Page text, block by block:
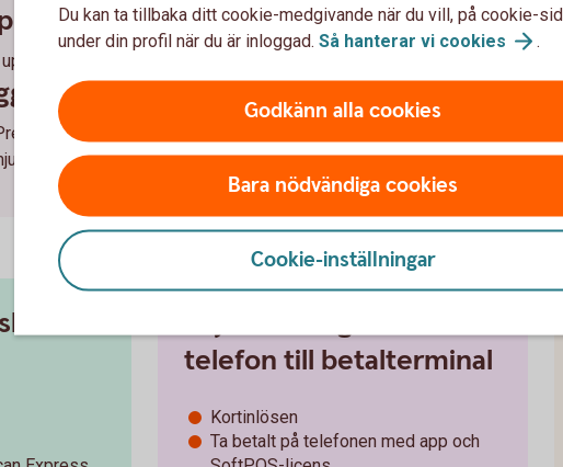
via 4G eller wifi.
i kortterminalen
kan du, beroende på din kassaleverantör, ha hela kassan i
på samma ställe.
telefon till betalterminal
Kortinlösen
Ta betalt på telefonen med app och
Du kan ta tillbaka ditt cookie-medgivande när du vill, på cookie-
under din profil när du är inloggad. Så hanterar vi cookies .
Godkänn alla cookies
Bara nödvändiga cookies
Cookie-inställningar